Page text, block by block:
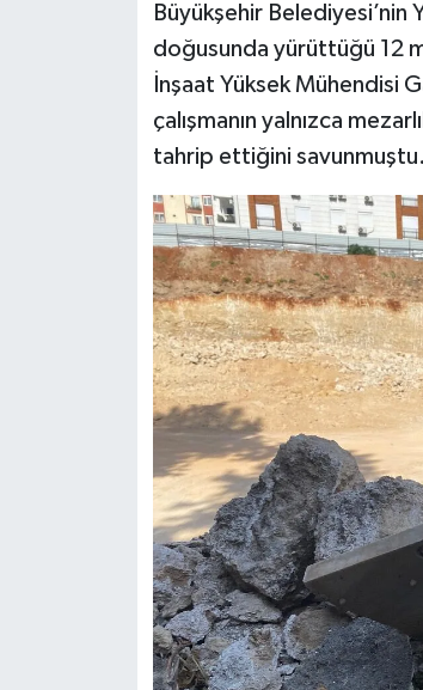
Büyükşehir Belediyesi’nin
doğusunda yürüttüğü 12
İnşaat Yüksek Mühendisi
çalışmanın yalnızca
tahrip ettiğini savunmuştu.